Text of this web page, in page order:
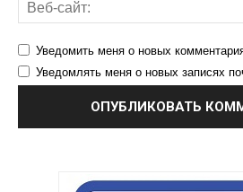
Уведомить меня о новых
Уведомлять меня о новых записях